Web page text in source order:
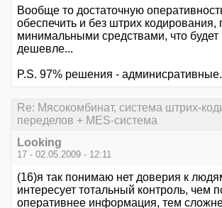
Вообще то достаточную
обеспечить и без штрих кодирования,
минимальными средствами, что будет
дешевле...
P.S. 97% решения -
Re: Мясокомбинат, система штрих-
переделов + MES-система
Looking
17 - 02.05.2009 - 12:11
(16)я так понимаю нет доверия к
интересует тотальный контроль, чем
оперативнее информация, тем